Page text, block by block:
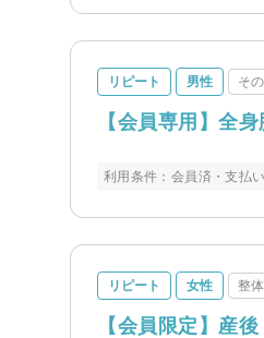
リピート 男性 そ
【会員専用】全
利用条件：会員済・支払
リピート 女性 整体
【会員限定】産